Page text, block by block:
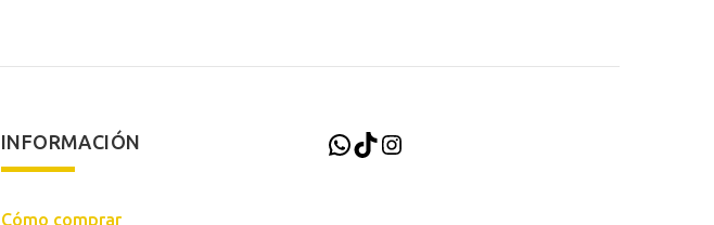
INFORMACIÓN
Cómo comprar
WhatsApp
TikTokInstagram